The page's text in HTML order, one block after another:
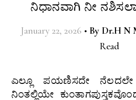
ನಿಧಾನವಾಗಿ ನೀ
January 22, 2026 • By Dr.H N
Read
ಎಲ್ಲೂ ಪಯಣಿಸದೇ ನೆಲದಲೇ ಬೇರು ಕಚ್ಚಿದಂತೆ
ನಿಂತಲ್ಲಿಯೇ